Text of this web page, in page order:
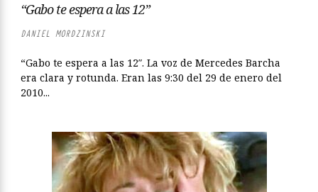
“Gabo te espera a las 12”
DANIEL MORDZINSKI
“Gabo te espera a las 12″. La voz de Mercedes Barcha
era clara y rotunda. Eran las 9:30 del 29 de enero del
2010...